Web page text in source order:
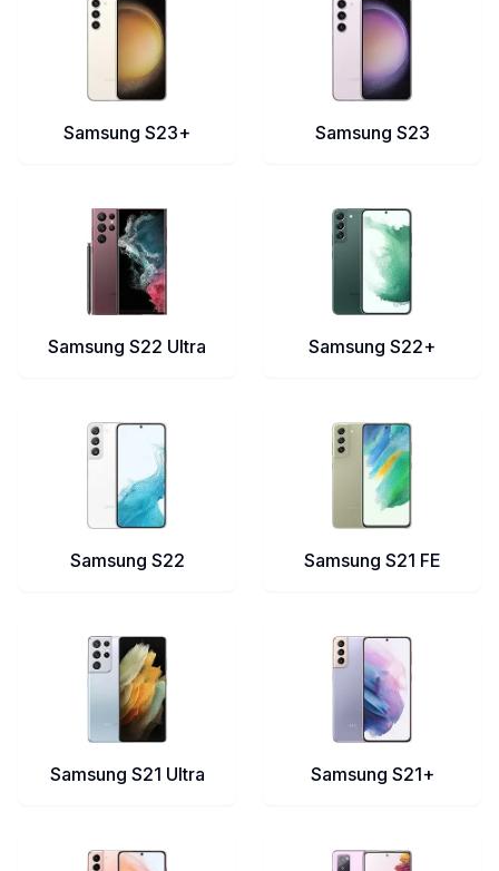
Samsung S23+ Samsung S23
Samsung S22 Ultra Samsung S22+
Samsung S22 Samsung S21 FE
Samsung S21 Ultra Samsung S21+